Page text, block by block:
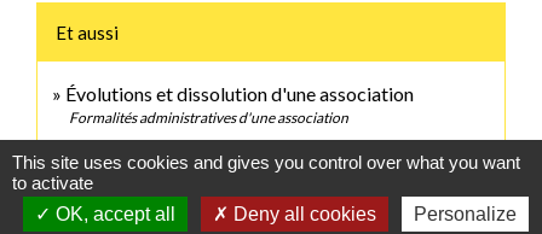
Et aussi
Évolutions et dissolution d'une association
Formalités administratives d'une association
This site uses cookies and gives you control over what you want
to activate
OK, accept all
Deny all cookies Personalize